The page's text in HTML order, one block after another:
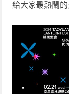
給大家最熱鬧的